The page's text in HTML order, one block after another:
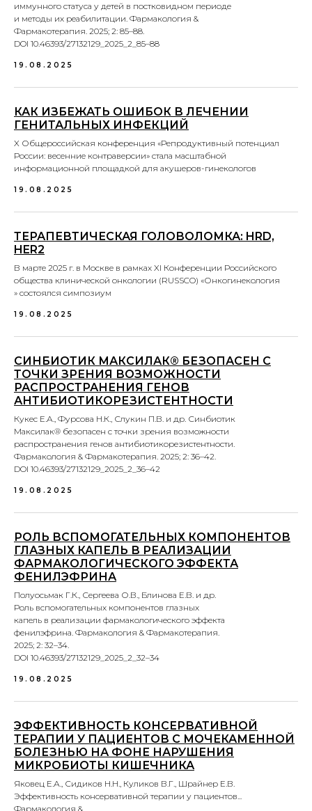
иммунного статуса у детей в постковидном периоде
и методы их реабилитации. Фармакология &
Фармакотерапия. 2025; 2: 85–88.
DOI 10.46393/27132129_2025_2_85–88
19.08.2025
КАК ИЗБЕЖАТЬ ОШИБОК В ЛЕЧЕНИИ
ГЕНИТАЛЬНЫХ ИНФЕКЦИЙ
X Общероссийская конференция «Репродуктивный потенциал
России: весенние контраверсии» стала масштабной
информационной площадкой для акушеров-гинекологов
19.08.2025
ТЕРАПЕВТИЧЕСКАЯ ГОЛОВОЛОМКА: HRD,
HER2
В марте 2025 г. в Москве в рамках XI Конференции Российского
общества клинической онкологии (RUSSCO) «Онкогинекология
» состоялся симпозиум
19.08.2025
СИНБИОТИК МАКСИЛАК® БЕЗОПАСЕН С
ТОЧКИ ЗРЕНИЯ ВОЗМОЖНОСТИ
РАСПРОСТРАНЕНИЯ ГЕНОВ
АНТИБИОТИКОРЕЗИСТЕНТНОСТИ
Кукес Е.А., Фурсова Н.К., Слукин П.В. и др. Синбиотик
Максилак® безопасен с точки зрения возможности
распространения генов антибиотикорезистентности.
Фармакология & Фармакотерапия. 2025; 2: 36–42.
DOI 10.46393/27132129_2025_2_36–42
19.08.2025
РОЛЬ ВСПОМОГАТЕЛЬНЫХ КОМПОНЕНТОВ
ГЛАЗНЫХ КАПЕЛЬ В РЕАЛИЗАЦИИ
ФАРМАКОЛОГИЧЕСКОГО ЭФФЕКТА
ФЕНИЛЭФРИНА
Полуосьмак Г.К., Сергеева О.В., Блинова Е.В. и др.
Роль вспомогательных компонентов глазных
капель в реализации фармакологического эффекта
фенилэфрина. Фармакология & Фармакотерапия.
2025; 2: 32–34.
DOI 10.46393/27132129_2025_2_32–34
19.08.2025
ЭФФЕКТИВНОСТЬ КОНСЕРВАТИВНОЙ
ТЕРАПИИ У ПАЦИЕНТОВ С МОЧЕКАМЕННОЙ
БОЛЕЗНЬЮ НА ФОНЕ НАРУШЕНИЯ
МИКРОБИОТЫ КИШЕЧНИКА
Яковец Е.А., Сидиков Н.Н., Куликов В.Г., Шрайнер Е.В.
Эффективность консервативной терапии у пациентов...
Фармакология &